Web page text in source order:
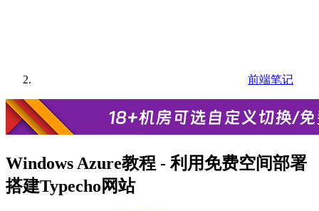
前端笔记
Windows Azure教程 - 利用免费空间部署
搭建Typecho网站